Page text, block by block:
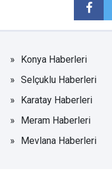
Konya Haberleri
Selçuklu Haberleri
Karatay Haberleri
Meram Haberleri
Mevlana Haberleri